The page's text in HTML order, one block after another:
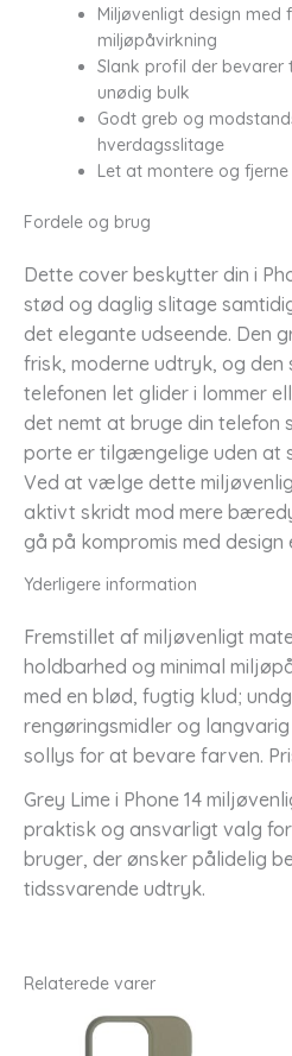
Miljøvenligt design med
miljøpåvirkning
Slank profil der
unødig bulk
Godt greb og
hverdagsslitage
Let at montere og
Fordele og brug
Dette cover beskytter din i
stød og daglig slitage
det elegante udseende. Den
frisk, moderne udtryk, og den
telefonen let glider i lommer
det nemt at bruge din telefon
porte er tilgængelige uden at
Ved at vælge dette
aktivt skridt mod mere
gå på kompromis med
Yderligere information
Fremstillet af miljøvenligt
holdbarhed og minimal
med en blød, fugtig klud;
rengøringsmidler og
sollys for at bevare farven.
Grey Lime i Phone 14
praktisk og ansvarligt valg
bruger, der ønsker pålidelig
tidssvarende udtryk.
Relaterede varer